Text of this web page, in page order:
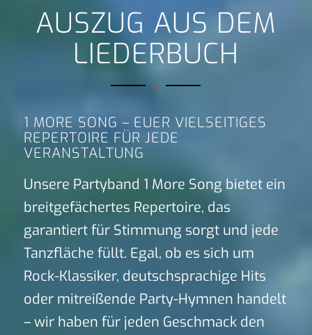
AUSZUG AUS DEM
LIEDERBUCH
1 MORE SONG – EUER VIELSEITIGES
REPERTOIRE FÜR JEDE
VERANSTALTUNG
Unsere Partyband 1 More Song bietet ein
breitgefächertes Repertoire, das
garantiert für Stimmung sorgt und jede
Tanzfläche füllt. Egal, ob es sich um
Rock-Klassiker, deutschsprachige Hits
oder mitreißende Party-Hymnen handelt
– wir haben für jeden Geschmack den